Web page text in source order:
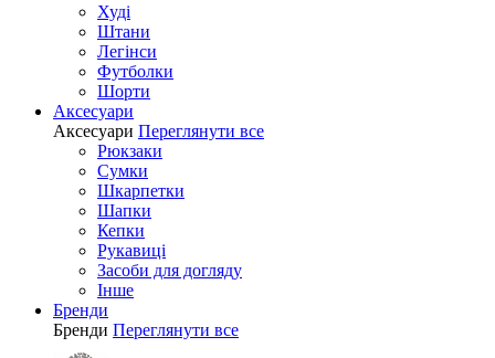
Худі
Штани
Легінси
Футболки
Шорти
Аксесуари
Аксесуари Переглянути все
Рюкзаки
Сумки
Шкарпетки
Шапки
Кепки
Рукавиці
Засоби для догляду
Інше
Бренди
Бренди Переглянути все